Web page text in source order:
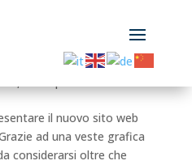
presentare il nuovo sito
il nuovo sito web
ad una veste grafica
considerarsi oltre che